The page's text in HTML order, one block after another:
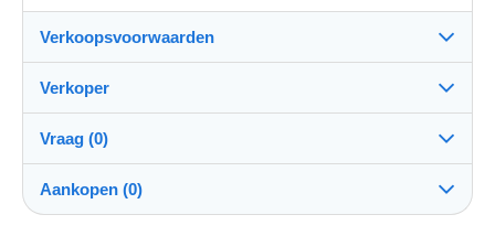
Verkoopsvoorwaarden
Details van de verkoopvoorwaarden
Verzending na betaling binnen 14 dagen
Verkoper
jimforte97%(662x)
PRO
Winkel
Vraag (0)
Aankopen (0)